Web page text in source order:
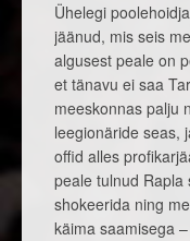
Ühelegi
jäänud, mis seis
algusest peale on
et tänavu ei saa
meeskonnas palju
leegionäride seas,
offid alles
peale tulnud Rapla
shokeerida ning
käima saamisega